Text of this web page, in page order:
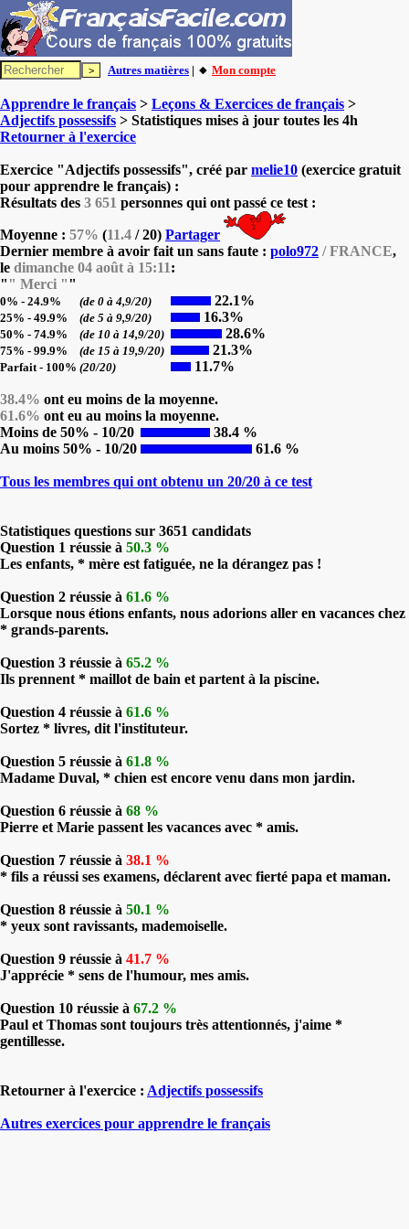
Autres matières | 🔸 Mon compte
Apprendre le français > Leçons & Exercices de français >
Adjectifs possessifs > Statistiques mises à jour toutes les 4h
Retourner à l'exercice
Exercice "Adjectifs possessifs", créé par melie10 (exercice gratuit
pour apprendre le français) :
Résultats des 3 651 personnes qui ont passé ce test :
Moyenne : 57% (11.4 / 20) Partager
Dernier membre à avoir fait un sans faute : polo972 / FRANCE,
le dimanche 04 août à 15:11:
" " Merci ""
0% - 24.9% (de 0 à 4,9/20) 22.1%
25% - 49.9% (de 5 à 9,9/20) 16.3%
50% - 74.9% (de 10 à 14,9/20) 28.6%
75% - 99.9% (de 15 à 19,9/20) 21.3%
Parfait - 100% (20/20) 11.7%
38.4% ont eu moins de la moyenne.
61.6% ont eu au moins la moyenne.
Moins de 50% - 10/20
38.4 %
Au moins 50% - 10/20
61.6 %
Tous les membres qui ont obtenu un 20/20 à ce test
Statistiques questions sur 3651 candidats
Question 1 réussie à 50.3 %
Les enfants, * mère est fatiguée, ne la dérangez pas !
Question 2 réussie à 61.6 %
Lorsque nous étions enfants, nous adorions aller en vacances chez
* grands-parents.
Question 3 réussie à 65.2 %
Ils prennent * maillot de bain et partent à la piscine.
Question 4 réussie à 61.6 %
Sortez * livres, dit l'instituteur.
Question 5 réussie à 61.8 %
Madame Duval, * chien est encore venu dans mon jardin.
Question 6 réussie à 68 %
Pierre et Marie passent les vacances avec * amis.
Question 7 réussie à 38.1 %
* fils a réussi ses examens, déclarent avec fierté papa et maman.
Question 8 réussie à 50.1 %
* yeux sont ravissants, mademoiselle.
Question 9 réussie à 41.7 %
J'apprécie * sens de l'humour, mes amis.
Question 10 réussie à 67.2 %
Paul et Thomas sont toujours très attentionnés, j'aime *
gentillesse.
Retourner à l'exercice : Adjectifs possessifs
Autres exercices pour apprendre le français